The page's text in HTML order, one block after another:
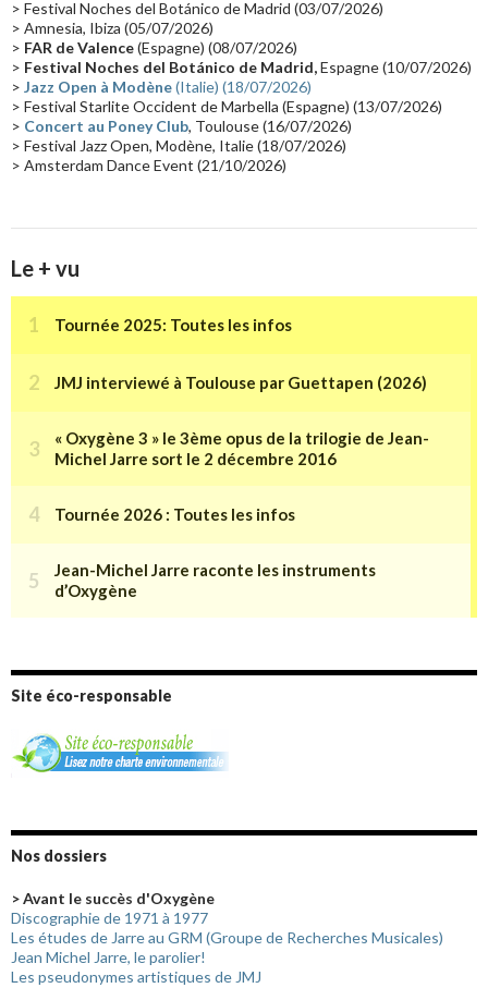
Synthé Roland(15) Belgique(15)
(14) Astronomie (14) (14)
Tournée 2025(14) 2024(14) Chine(13)
> Festival Noches del Botánico de Madrid (03/07/2026)
> Amnesia, Ibiza (05/07/2026)
> FAR de Valence(Espagne) (08/07/2026)
> Festival Noches del Botánico de Madrid,Espagne (10/07/2026)
> Jazz Open à Modène(Italie) (18/07/2026)
> Festival Starlite Occident de Marbella (Espagne) (13/07/2026)
> Concert au Poney Club, Toulouse (16/07/2026)
> Festival Jazz Open, Modène, Italie (18/07/2026)
> Amsterdam Dance Event (21/10/2026)
Le + vu
Site éco-responsable
Nos dossiers
> Avant le succès d'Oxygène
Discographie de 1971 à 1977
Les études de Jarre au GRM (Groupe de Recherches Musicales)
Jean Michel Jarre, le parolier!
Les pseudonymes artistiques de JMJ